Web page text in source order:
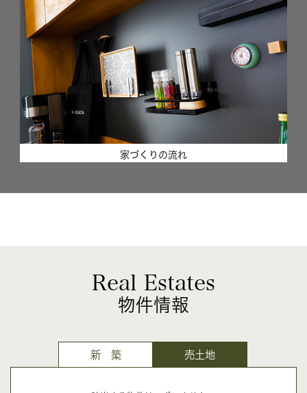
家づくりの流れ
Real Estates
物件情報
新 築 売土地